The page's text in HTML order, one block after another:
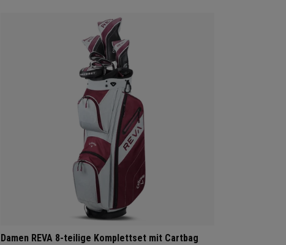
Damen REVA 8-teilige Komplettset mit Cartbag